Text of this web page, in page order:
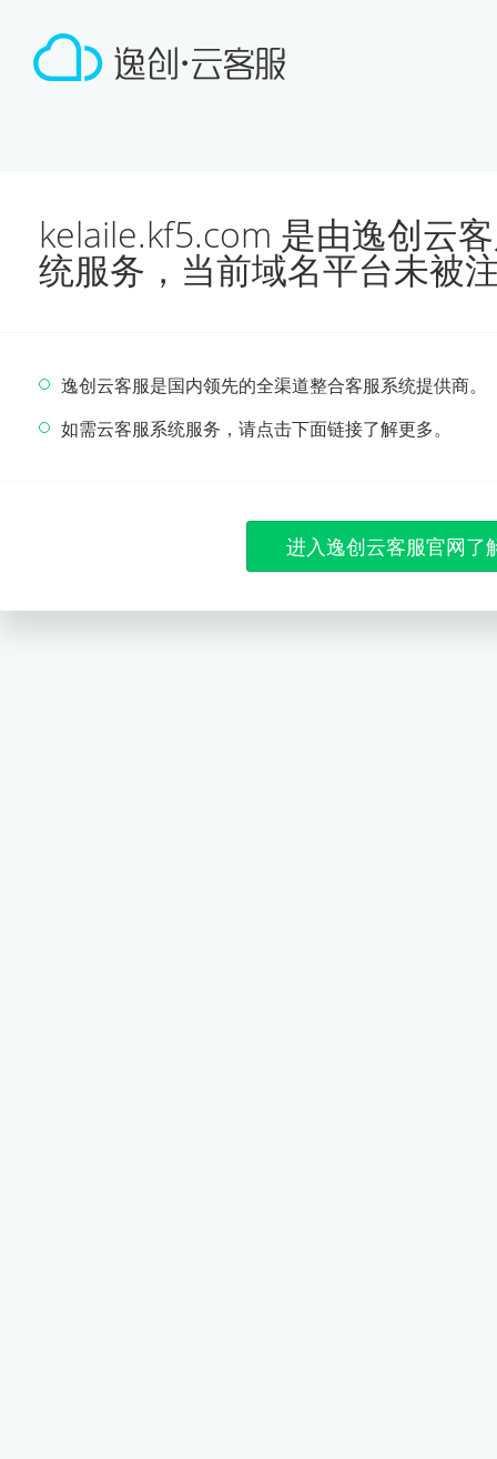
kelaile.kf5.com 是由逸创云
统服务，当前域名平台未被
逸创云客服是国内领先的全渠道整合客服系统提供商。
如需云客服系统服务，请点击下面链接了解更多。
进入逸创云客服官网了